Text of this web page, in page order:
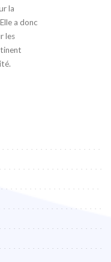
la
a donc
les